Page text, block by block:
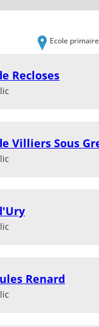
Ecole
Recloses
Villiers Sous
Renard